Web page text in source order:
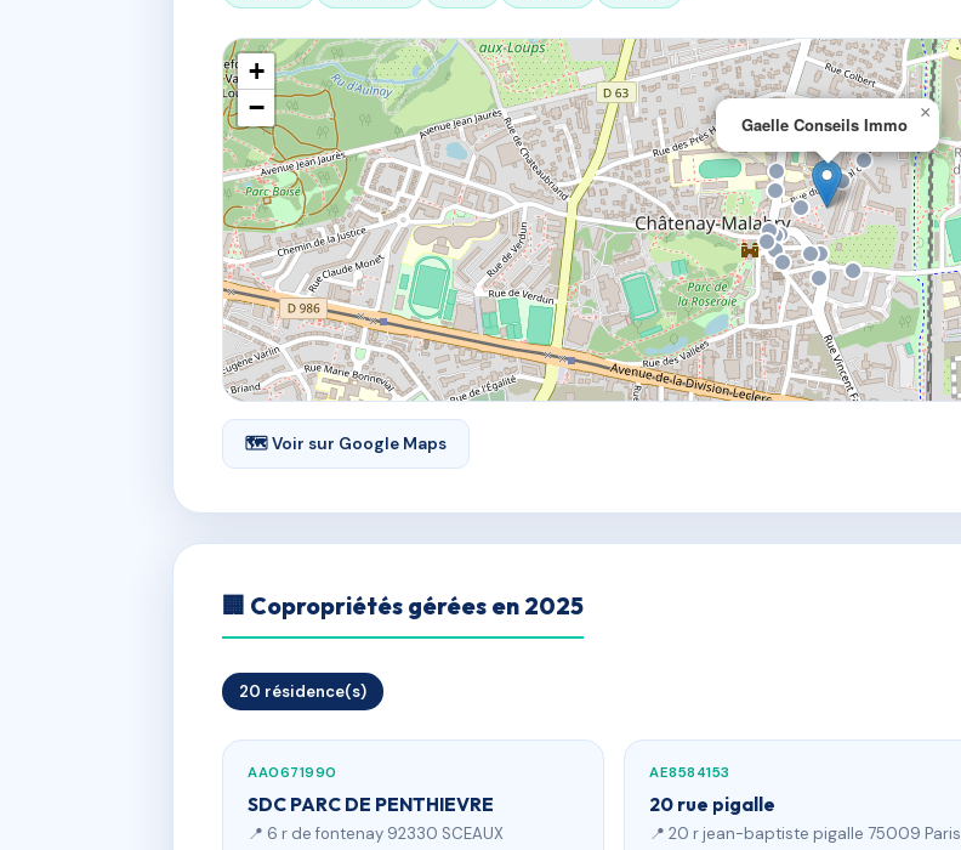
Gaelle Conseils Immo
×
+
−
🗺 Voir sur Google Maps
🏢 Copropriétés gérées en 2025
20 résidence(s)
AA0671990
SDC PARC DE PENTHIEVRE
📍 6 r de fontenay 92330 SCEAUX
AE8584153
20 rue pigalle
📍 20 r jean-baptiste pigalle 75009 Paris